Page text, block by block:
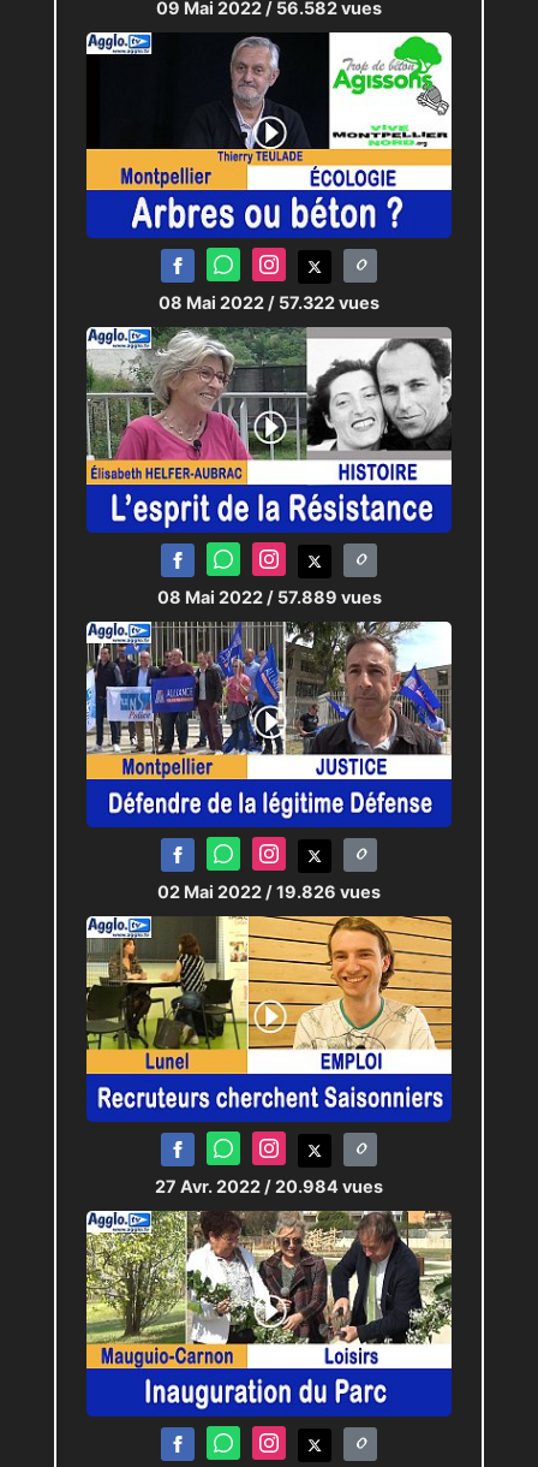
09 Mai 2022 / 56.582 vues
08 Mai 2022 / 57.322 vues
08 Mai 2022 / 57.889 vues
02 Mai 2022 / 19.826 vues
27 Avr. 2022 / 20.984 vues